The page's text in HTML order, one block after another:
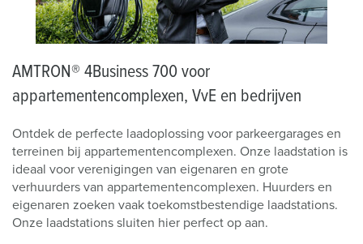
AMTRON® 4Business 700 voor
appartementencomplexen, VvE en bedrijven
Ontdek de perfecte laadoplossing voor parkeergarages en
terreinen bij appartementencomplexen. Onze laadstation is
ideaal voor verenigingen van eigenaren en grote
verhuurders van appartementencomplexen. Huurders en
eigenaren zoeken vaak toekomstbestendige laadstations.
Onze laadstations sluiten hier perfect op aan.